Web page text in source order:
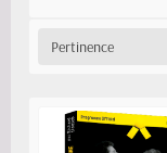
Pertinence